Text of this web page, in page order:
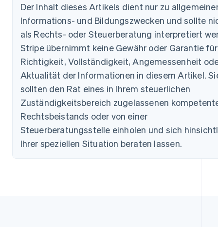
Der Inhalt dieses Artikels dient nur zu
Informations- und Bildungszwecken und sollte
als Rechts- oder Steuerberatung interpretiert
Stripe übernimmt keine Gewähr oder Garantie
Richtigkeit, Vollständigkeit, Angemessenheit
Aktualität der Informationen in diesem Artikel.
sollten den Rat eines in Ihrem steuerlichen
Zuständigkeitsbereich zugelassenen
Rechtsbeistands oder von einer
Steuerberatungsstelle einholen und sich
Ihrer speziellen Situation beraten lassen.
Australien
English
Belgien
NederlandsFrançaisDeutschEnglish
Brasilien
PortuguêsEnglish
Bulgarien
English
Dänemark
English
Deutschland
Estland
English